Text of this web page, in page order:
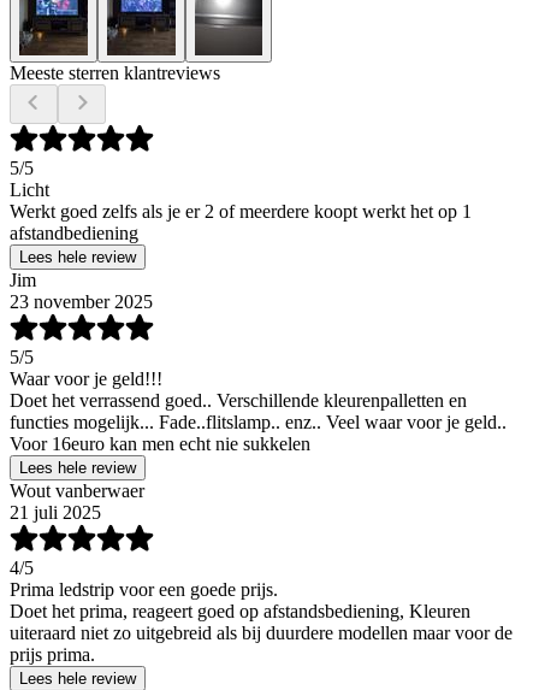
Meeste sterren klantreviews
5/5
Licht
Werkt goed zelfs als je er 2 of meerdere koopt werkt het op 1
afstandbediening
Lees hele review
Jim
23 november 2025
5/5
Waar voor je geld!!!
Doet het verrassend goed.. Verschillende kleurenpalletten en
functies mogelijk... Fade..flitslamp.. enz.. Veel waar voor je geld..
Voor 16euro kan men echt nie sukkelen
Lees hele review
Wout vanberwaer
21 juli 2025
4/5
Prima ledstrip voor een goede prijs.
Doet het prima, reageert goed op afstandsbediening, Kleuren
uiteraard niet zo uitgebreid als bij duurdere modellen maar voor de
prijs prima.
Lees hele review